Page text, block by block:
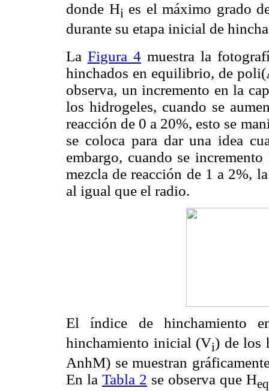
donde Hi es el máximo grado
durante su etapa inicial de
La Figura 4muestra la
hinchados en equilibrio, de
observa, un incremento en la
los hidrogeles, cuando se
reacción de 0 a 20%, esto se
se coloca para dar una idea
embargo, cuando se
mezcla de reacción de 1 a 2%,
al igual que el radio.
El índice de hinchamiento
hinchamiento inicial (Vi) de los
AnhM) se muestran
En la Tabla 2 se observa que Heq